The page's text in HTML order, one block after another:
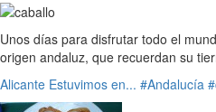
Unos días para disfrutar todo el
origen andaluz, que recuerdan su
Alicante Estuvimos en... #Andalucía